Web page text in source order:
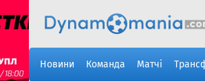
Новини Команда Матчі